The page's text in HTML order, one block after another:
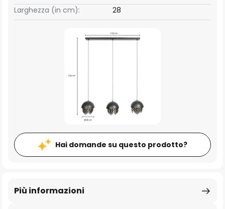
Larghezza (in cm): 28
Hai domande su questo prodotto?
Più informazioni